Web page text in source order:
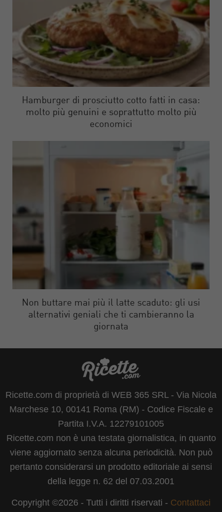
Hamburger di prosciutto cotto fatti in casa:
molto più genuini e soprattutto molto più
economici
Non buttare mai più il latte scaduto: gli usi
alternativi geniali che ti cambieranno la
giornata
Ricette.com di proprietà di WEB 365 SRL - Via Nicola
Marchese 10, 00141 Roma (RM) - Codice Fiscale e
Partita I.V.A. 12279101005
Ricette.com non è una testata giornalistica, in quanto
viene aggiornato senza alcuna periodicità. Non può
pertanto considerarsi un prodotto editoriale ai sensi
della legge n. 62 del 07.03.2001
Copyright ©2026 - Tutti i diritti riservati - Contattaci